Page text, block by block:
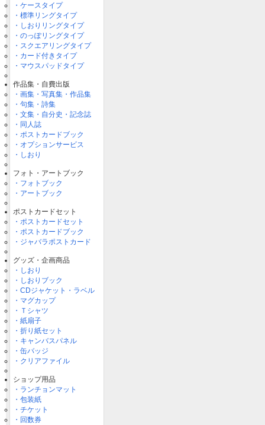
・ケースタイプ
・標準リングタイプ
・しおりリングタイプ
・のっぽリングタイプ
・スクエアリングタイプ
・カード付きタイプ
・マウスパッドタイプ
作品集・自費出版
・画集・写真集・作品集
・句集・詩集
・文集・自分史・記念誌
・同人誌
・ポストカードブック
・オプションサービス
・しおり
フォト・アートブック
・フォトブック
・アートブック
ポストカードセット
・ポストカードセット
・ポストカードブック
・ジャバラポストカード
グッズ・企画商品
・しおり
・しおりブック
・CDジャケット・ラベル
・マグカップ
・Ｔシャツ
・紙扇子
・折り紙セット
・キャンバスパネル
・缶バッジ
・クリアファイル
ショップ用品
・ランチョンマット
・包装紙
・チケット
・回数券